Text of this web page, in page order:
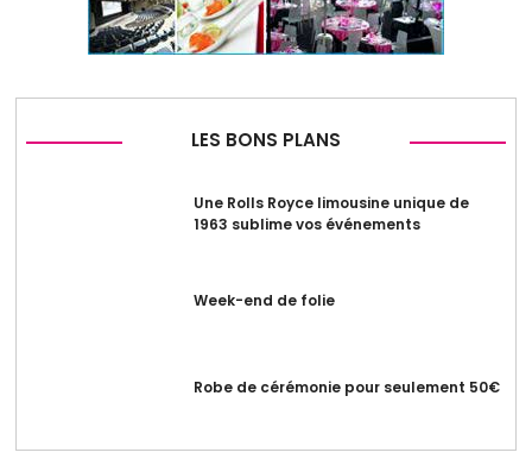
LES BONS PLANS
Une Rolls Royce limousine unique de
1963 sublime vos événements
Week-end de folie
Robe de cérémonie pour seulement 50€